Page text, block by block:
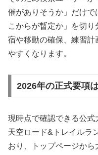
催がありそうか」だけ
こからが暫定か」を切り
宿や移動の確保、練習計
やすくなります。
2026年の正式要項
現時点で確認できる公
天空ロード&トレイルラ
おり、トップページから